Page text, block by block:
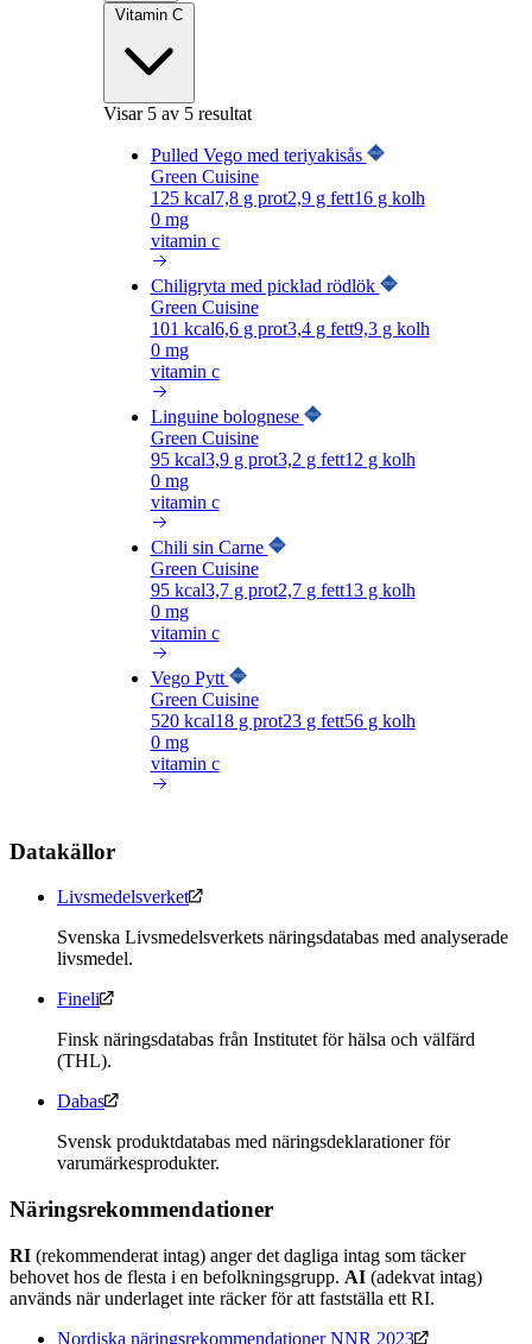
Vitamin C
Visar 5av 5 resultat
Pulled Vego med teriyakisås
Green Cuisine
125kcal7,8g prot2,9g fett16g kolh
0 mg
vitamin c
Chiligryta med picklad rödlök
Green Cuisine
101 kcal6,6g prot3,4g fett9,3g kolh
0 mg
vitamin c
Linguine bolognese
Green Cuisine
95kcal3,9g prot3,2 g fett12 g kolh
0 mg
vitamin c
Chili sin Carne
Green Cuisine
95kcal3,7g prot2,7g fett13g kolh
0 mg
vitamin c
Vego Pytt
Green Cuisine
520kcal18g prot23g fett56g kolh
0 mg
vitamin c
Datakällor
Livsmedelsverket
Svenska Livsmedelsverkets näringsdatabas med analyserade
livsmedel.
Fineli
Finsk näringsdatabas från Institutet för hälsa och välfärd
(THL).
Dabas
Svensk produktdatabas med näringsdeklarationer för
varumärkesprodukter.
Näringsrekommendationer
RI (rekommenderat intag) anger det dagliga intag som täcker
behovet hos de flesta i en befolkningsgrupp. AI (adekvat intag)
används när underlaget inte räcker för att fastställa ett RI.
Nordiska näringsrekommendationer NNR 2023